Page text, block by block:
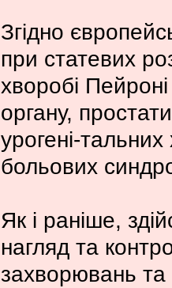
Згідно
при статевих
хворобі
органу,
урогені-
больових
Як і раніше,
нагляд та
захворювань